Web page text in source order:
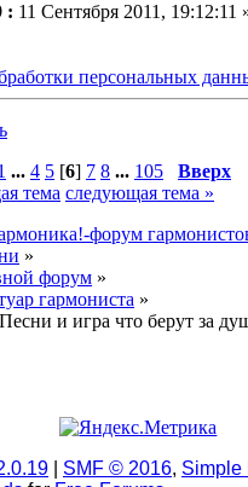
: 11 Сентября 2011, 19:12:11
персональных
... 4 5 [6] 7 8 ... 105
Вверх
тема следующая тема »
форум
»
форум »
гармониста »
Песни и игра что берут за
SMF © 2016, Simple